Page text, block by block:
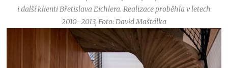
i další klienti Břetislava Eichlera. Realizace proběhla v letech
2010–2013, Foto: David Maštálka